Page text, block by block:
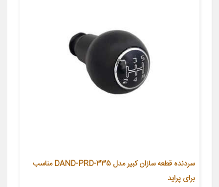
سردنده قطعه سازان کبیر مدل DAND-PRD-335 مناسب
برای پراید